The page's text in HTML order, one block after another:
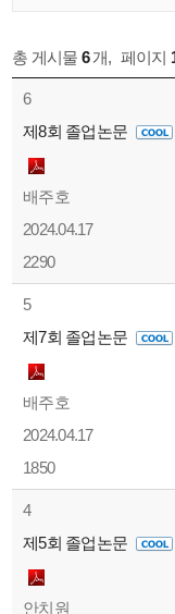
총 게시물 6개, 페이지
6
제8회 졸업논문
배주호
2024.04.17
2290
5
제7회 졸업논문
배주호
2024.04.17
1850
4
제5회 졸업논문
안치원